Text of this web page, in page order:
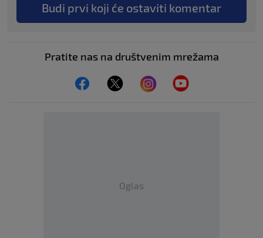
Budi prvi koji će ostaviti komentar
Pratite nas na društvenim mrežama
Oglas